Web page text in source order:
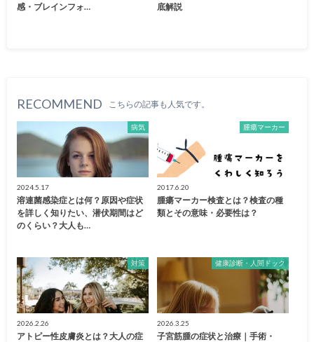
感・ブレインフォ…
底解説
RECOMMEND こちらの記事も人気です。
病気
2024.5.17
溶連菌感染症とは何？原因や症状
を詳しく知りたい、潜伏期間はど
のくらい？大人も…
腫瘍マーカー
2017.6.20
腫瘍マーカー検査とは？検査の種
類とその意味・必要性は？
対策
2026.2.26
アトピー性皮膚炎とは？大人の症
健康診断・人間ドック
2026.3.25
子宮筋腫の症状と治療｜手術・